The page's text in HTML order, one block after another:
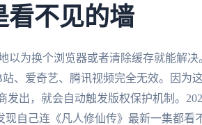
看不见的墙
以为换个浏览器或者清除缓存就能解
、爱奇艺、腾讯视频完全无效。因为
发出，就会自动触发版权保护机制。
自己连《凡人修仙传》最新一集都看